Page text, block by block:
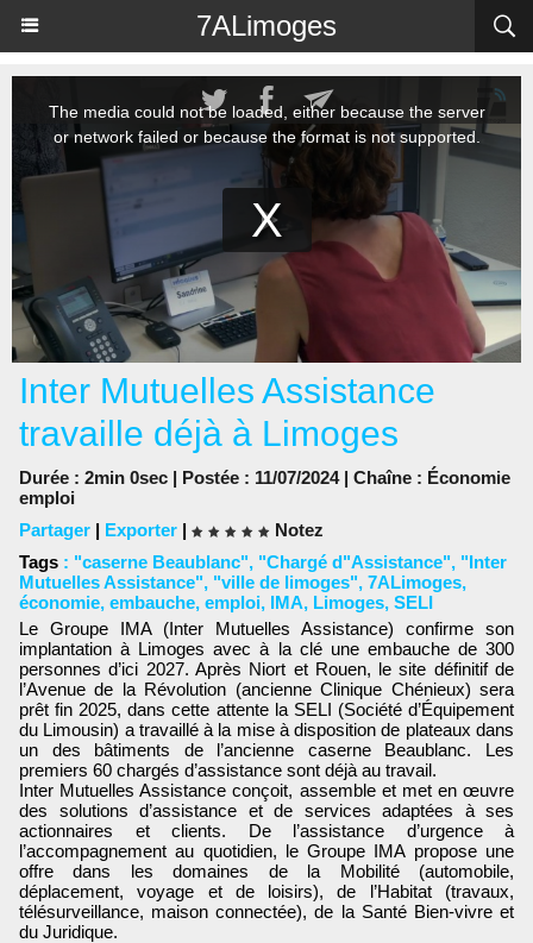
7ALimoges
Inter Mutuelles Assistance
travaille déjà à Limoges
Durée : 2min 0sec | Postée : 11/07/2024 | Chaîne : Économie
emploi
Partager | Exporter |
Notez
Tags : "caserne Beaublanc", "Chargé d"Assistance", "Inter
Mutuelles Assistance", "ville de limoges", 7ALimoges,
économie, embauche, emploi, IMA, Limoges, SELI
Le Groupe IMA (Inter Mutuelles Assistance) confirme son
implantation à Limoges avec à la clé une embauche de 300
personnes d’ici 2027. Après Niort et Rouen, le site définitif de
l’Avenue de la Révolution (ancienne Clinique Chénieux) sera
prêt fin 2025, dans cette attente la SELI (Société d’Équipement
du Limousin) a travaillé à la mise à disposition de plateaux dans
un des bâtiments de l’ancienne caserne Beaublanc. Les
premiers 60 chargés d’assistance sont déjà au travail.
Inter Mutuelles Assistance conçoit, assemble et met en œuvre
des solutions d’assistance et de services adaptées à ses
actionnaires et clients. De l’assistance d’urgence à
l’accompagnement au quotidien, le Groupe IMA propose une
offre dans les domaines de la Mobilité (automobile,
déplacement, voyage et de loisirs), de l’Habitat (travaux,
télésurveillance, maison connectée), de la Santé Bien-vivre et
du Juridique.